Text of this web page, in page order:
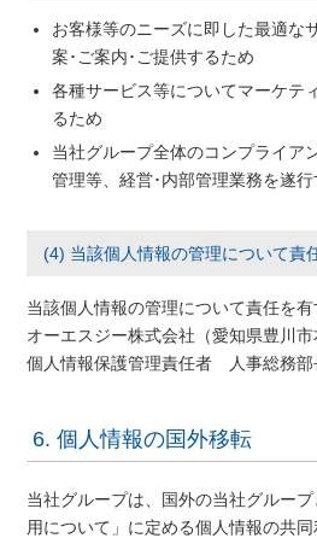
お客様等のニーズに即した最適な
案･ご案内･ご提供するため
各種サービス等についてマーケテ
るため
当社グループ全体のコンプライア
管理等、経営･内部管理業務を遂
(4) 当該個人情報の管理について責
当該個人情報の管理について責任を
オーエスジー株式会社（愛知県豊川市
個人情報保護管理責任者 人事総務
6. 個人情報の国外移転
当社グループは、国外の当社グルー
用について」に定める個人情報の共同